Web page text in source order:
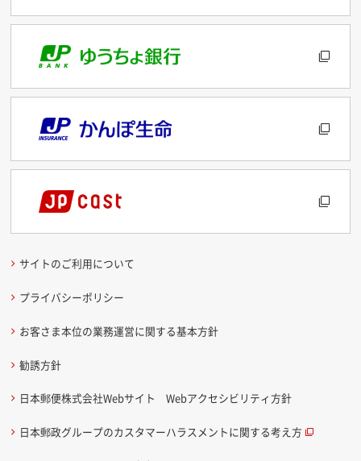
サイトのご利用について
プライバシーポリシー
お客さま本位の業務運営に関する基本方針
勧誘方針
日本郵便株式会社Webサイト Webアクセシビリティ方針
日本郵政グループのカスタマーハラスメントに関する考え方